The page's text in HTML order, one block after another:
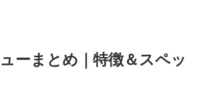
ーまとめ｜特徴＆スペッ